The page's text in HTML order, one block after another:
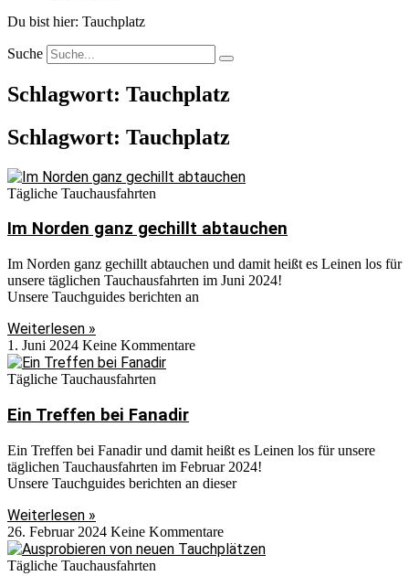
Du bist hier: Tauchplatz
Suche
Schlagwort: Tauchplatz
Schlagwort: Tauchplatz
Tägliche Tauchausfahrten
Im Norden ganz gechillt abtauchen
Im Norden ganz gechillt abtauchen und damit heißt es Leinen los für
unsere täglichen Tauchausfahrten im Juni 2024!
Unsere Tauchguides berichten an
Weiterlesen »
1. Juni 2024 Keine Kommentare
Tägliche Tauchausfahrten
Ein Treffen bei Fanadir
Ein Treffen bei Fanadir und damit heißt es Leinen los für unsere
täglichen Tauchausfahrten im Februar 2024!
Unsere Tauchguides berichten an dieser
Weiterlesen »
26. Februar 2024 Keine Kommentare
Tägliche Tauchausfahrten